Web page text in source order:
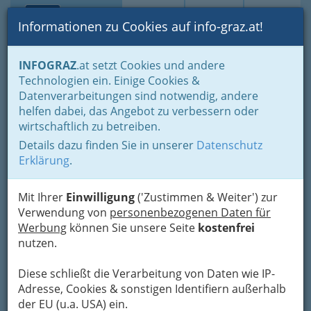
Suche Login Toggle
Informationen zu Cookies auf info-graz.at!
INFOGRAZ.at setzt Cookies und andere
Technologien ein. Einige Cookies &
Datenverarbeitungen sind notwendig, andere
helfen dabei, das Angebot zu verbessern oder
wirtschaftlich zu betreiben.
Details dazu finden Sie in unserer Datenschutz
Erklärung.
Mit Ihrer Einwilligung('Zustimmen & Weiter') zur
Verwendung von personenbezogenen Daten für
Werbung können Sie unsere Seite kostenfrei
nutzen.
Diese schließt die Verarbeitung von Daten wie IP-
Adresse, Cookies & sonstigen Identifiern außerhalb
der EU (u.a. USA) ein.
Home Branchen
Einkaufen & Schenken - der Handel
Handel in Graz
Einkaufsführer (Einzelhandel)
Plaschg Boote
Alleegasse 16, 8054 Graz
+43 316 283 811
Karte
Adresse mit Google Maps anschauen